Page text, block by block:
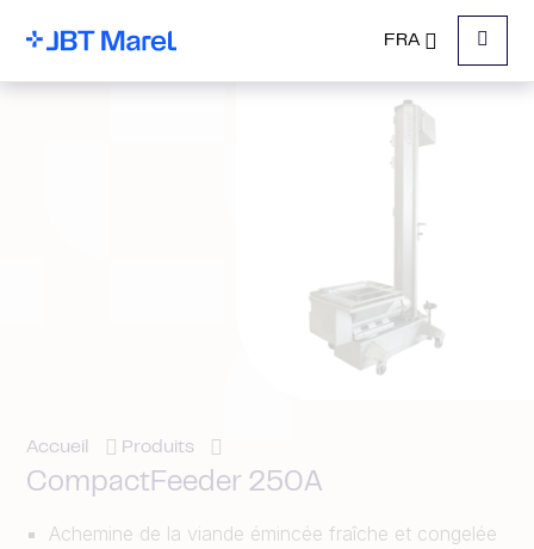
FRA
Menu
Accueil Produits
CompactFeeder 250A
Achemine de la viande émincée fraîche et congelée